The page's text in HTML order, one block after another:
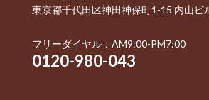
東京都千代田区神田神保町1-15 内山ビ
フリーダイヤル：AM9:00-PM7:00
0120-980-043